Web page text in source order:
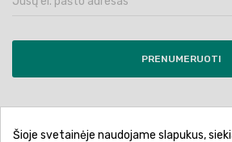
PRENUMERUOTI
Šioje svetainėje naudojame slapukus,